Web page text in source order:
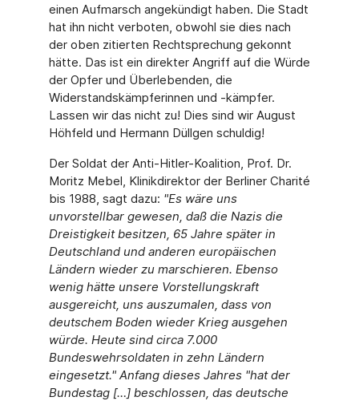
einen Aufmarsch angekündigt haben. Die Stadt
hat ihn nicht verboten, obwohl sie dies nach
der oben zitierten Rechtsprechung gekonnt
hätte. Das ist ein direkter Angriff auf die Würde
der Opfer und Überlebenden, die
Widerstandskämpferinnen und -kämpfer.
Lassen wir das nicht zu! Dies sind wir August
Höhfeld und Hermann Düllgen schuldig!
Der Soldat der Anti-Hitler-Koalition, Prof. Dr.
Moritz Mebel, Klinikdirektor der Berliner Charité
bis 1988, sagt dazu: "Es wäre uns
unvorstellbar gewesen, daß die Nazis die
Dreistigkeit besitzen, 65 Jahre später in
Deutschland und anderen europäischen
Ländern wieder zu marschieren. Ebenso
wenig hätte unsere Vorstellungskraft
ausgereicht, uns auszumalen, dass von
deutschem Boden wieder Krieg ausgehen
würde. Heute sind circa 7.000
Bundeswehrsoldaten in zehn Ländern
eingesetzt." Anfang dieses Jahres "hat der
Bundestag […] beschlossen, das deutsche